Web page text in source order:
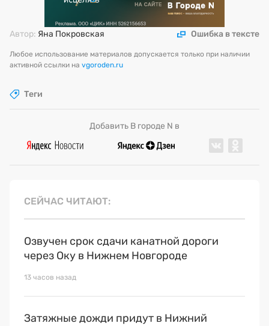
Автор: Яна Покровская Ошибка в тексте
Любое использование материалов допускается только при наличии
активной ссылки на vgoroden.ru
Теги
Добавить В городе N в
СЕЙЧАС ЧИТАЮТ
Озвучен срок сдачи канатной дороги
через Оку в Нижнем Новгороде
13 часов назад
Затяжные дожди придут в Нижний